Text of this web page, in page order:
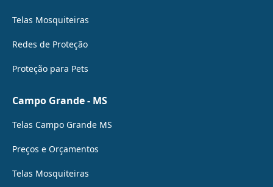
Telas Mosquiteiras
Redes de Proteção
Proteção para Pets
Campo Grande - MS
Telas Campo Grande MS
Preços e Orçamentos
Telas Mosquiteiras